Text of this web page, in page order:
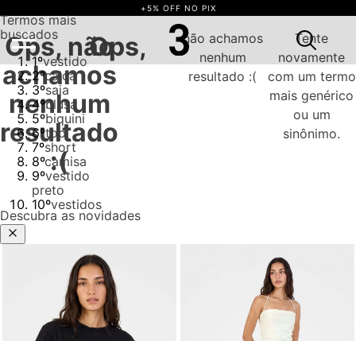
+5% OFF NO PIX
Ops, não
achamos
nenhum
resultado
:(
Ops,
não achamos
nenhum
resultado :(
Tente
novamente
com um termo
mais genérico
ou um
sinônimo.
Descubra as novidades
Termos mais
buscados
1ºvestido
2ºcalça
3ºsaia
4ºblusa
5ºbiquini
6ºtop
7ºshort
8ºcamisa
9ºvestido
preto
10ºvestidos